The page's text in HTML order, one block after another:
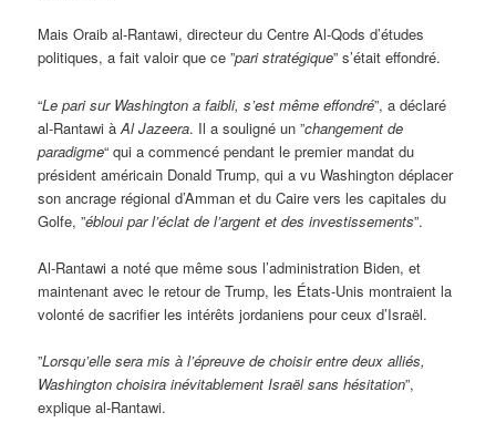
Mais Oraib al-Rantawi, directeur du Centre Al-Qods d’études
politiques, a fait valoir que ce ”pari stratégique” s’était effondré.
“Le pari sur Washington a faibli, s’est même effondré”, a déclaré
al-Rantawi àAl Jazeera. Il a souligné un ”changement de
paradigme“ qui a commencé pendant le premier mandat du
président américain Donald Trump, qui a vu Washington déplacer
son ancrage régional d’Amman et du Caire vers les capitales du
Golfe, ”ébloui par l’éclat de l’argent et des investissements”.
Al-Rantawi a noté que même sous l’administration Biden, et
maintenant avec le retour de Trump, les États-Unis montraient la
volonté de sacrifier les intérêts jordaniens pour ceux d’Israël.
”Lorsqu’elle sera mis à l’épreuve de choisir entre deux alliés,
Washington choisira inévitablement Israël sans hésitation”,
explique al-Rantawi.